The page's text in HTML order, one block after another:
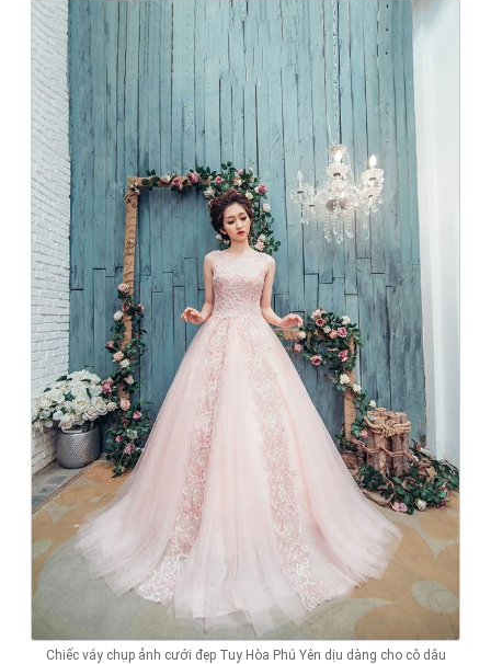
Chiếc váy chụp ảnh cưới đẹp Tuy Hòa Phú Yên dịu dàng cho cô dâu